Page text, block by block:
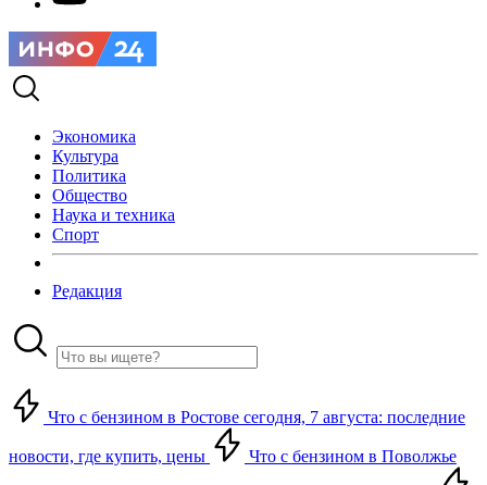
Экономика
Культура
Политика
Общество
Наука и техника
Спорт
Редакция
Что с бензином в Ростове сегодня, 7 августа: последние
новости, где купить, цены Что с бензином в Поволжье